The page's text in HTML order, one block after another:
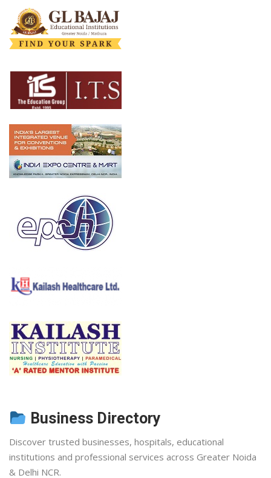
Business Directory
Discover trusted businesses, hospitals, educational
institutions and professional services across Greater Noida
& Delhi NCR.